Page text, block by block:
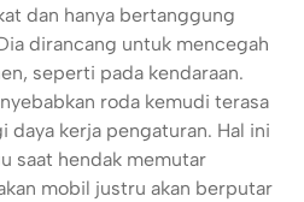
dan hanya bertanggung
dirancang untuk mencegah
seperti pada kendaraan.
roda kemudi terasa
daya kerja pengaturan. Hal ini
saat hendak memutar
mobil justru akan berputar